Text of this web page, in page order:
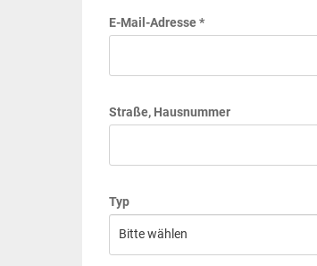
E-Mail-Adresse *
Straße, Hausnummer
Typ